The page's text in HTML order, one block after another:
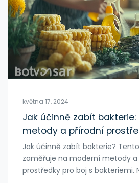
května 17, 2024
Jak účinně zabít bakterie:
metody a přírodní
Jak účinně zabít bakterie?
zaměřuje na moderní metody
prostředky pro boj s bakteriemi.